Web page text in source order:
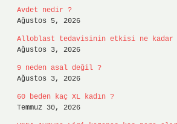
Avdet nedir ?
Ağustos 5, 2026
Alloblast tedavisinin etkisi ne kadar
Ağustos 3, 2026
9 neden asal değil ?
Ağustos 3, 2026
60 beden kaç XL kadın ?
Temmuz 30, 2026